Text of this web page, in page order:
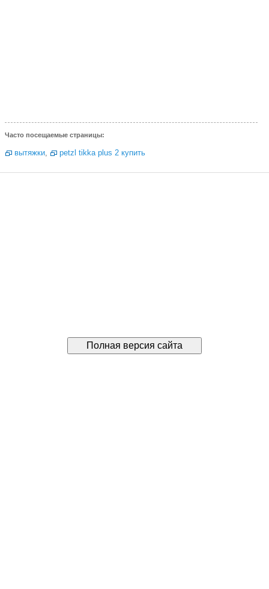
Часто посещаемые страницы:
вытяжки, petzl tikka plus 2 купить